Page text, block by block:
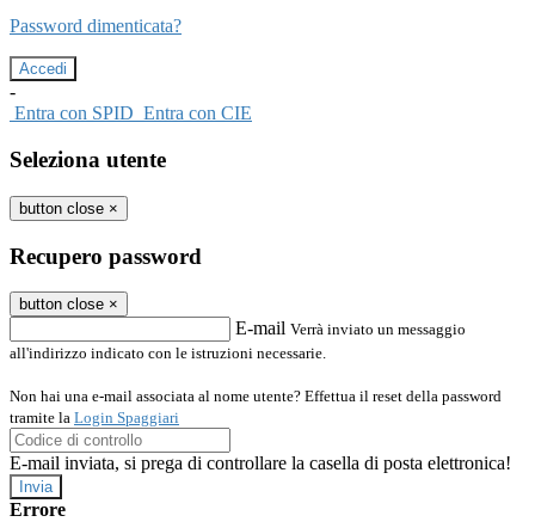
Password dimenticata?
-
Entra con SPID Entra con CIE
Seleziona utente
button close ×
Recupero password
button close ×
E-mail Verrà inviato un messaggio
all'indirizzo indicato con le istruzioni necessarie.
Non hai una e-mail associata al nome utente? Effettua il reset della password
tramite la Login Spaggiari
E-mail inviata, si prega di controllare la casella di posta elettronica!
Errore